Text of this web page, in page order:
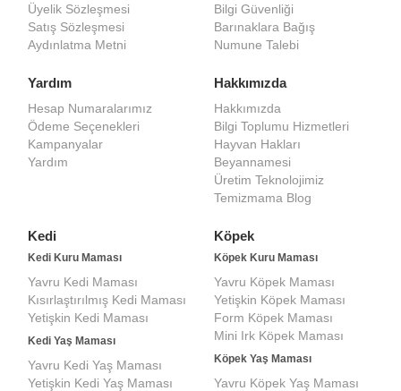
Üyelik Sözleşmesi
Satış Sözleşmesi
Aydınlatma Metni
Bilgi Güvenliği
Barınaklara Bağış
Numune Talebi
Yardım
Hesap Numaralarımız
Ödeme Seçenekleri
Kampanyalar
Yardım
Hakkımızda
Hakkımızda
Bilgi Toplumu Hizmetleri
Hayvan Hakları
Beyannamesi
Üretim Teknolojimiz
Temizmama Blog
Kedi
Kedi Kuru Maması
Yavru Kedi Maması
Kısırlaştırılmış Kedi Maması
Yetişkin Kedi Maması
Kedi Yaş Maması
Yavru Kedi Yaş Maması
Yetişkin Kedi Yaş Maması
Köpek
Köpek Kuru Maması
Yavru Köpek Maması
Yetişkin Köpek Maması
Form Köpek Maması
Mini Irk Köpek Maması
Köpek Yaş Maması
Yavru Köpek Yaş Maması